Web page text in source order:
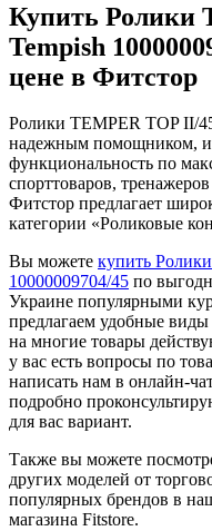
Купить Ролики
Tempish
цене в Фитстор
Ролики TEMPER TOP II/
надежным помощником, и
функциональность по
спорттоваров,
Фитстор предлагает
категории «Роликовые
Вы можете купить
10000009704/45 по
Украине популярными
предлагаем удобные
на многие товары
у вас есть вопросы по
написать нам в онлайн-
подробно
для вас вариант.
Также вы можете
других моделей от
популярных брендов в
магазина Fitstore.